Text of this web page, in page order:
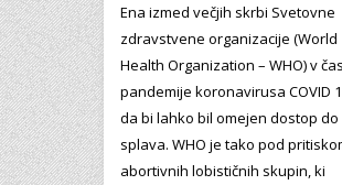
Ena izmed večjih skrbi Svetovne
zdravstvene organizacije (World
Health Organization – WHO) v
pandemije koronavirusa COVID
da bi lahko bil omejen dostop do
splava. WHO je tako pod
abortivnih lobističnih skupin, ki